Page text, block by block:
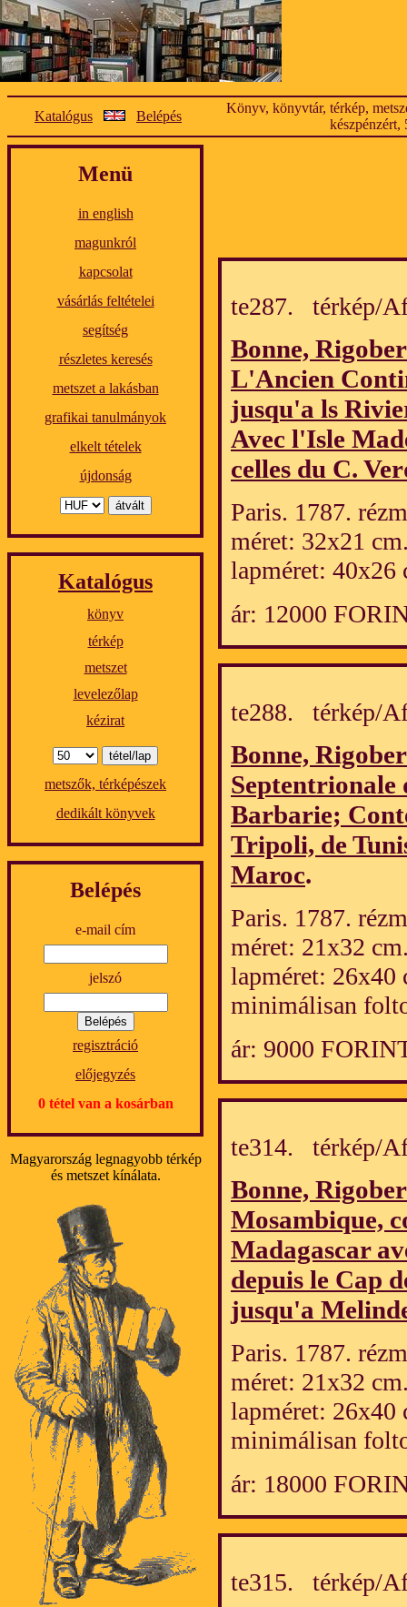
Katalógus Belépés
Könyv, könyvtár, térkép,
készpénzért,
Menü
in english
magunkról
kapcsolat
vásárlás feltételei
segítség
részletes keresés
metszet a lakásban
grafikai tanulmányok
elkelt tételek
újdonság
Katalógus
könyv
térkép
metszet
levelezőlap
kézirat
metszők, térképészek
dedikált könyvek
Belépés
e-mail cím
jelszó
regisztráció
előjegyzés
0 tétel van a kosárban
Magyarország legnagyobb térkép
és metszet kínálata.
te287. térkép/
Bonne,
L'Ancien
jusqu'a ls
Avec l'Isle
celles du C.
Paris. 1787.
méret: 32x21
lapméret: 40x26
ár: 12000
te288. térkép/
Bonne,
Barbarie;
Tripoli, de
Maroc.
Paris. 1787.
méret: 21x32
lapméret: 26x40
minimálisan
ár: 9000
te314. térkép/
Bonne,
Mosambique,
Madagascar
depuis le Cap
jusqu'a
Paris. 1787.
méret: 21x32
lapméret: 26x40
minimálisan
ár: 18000
te315. térkép/